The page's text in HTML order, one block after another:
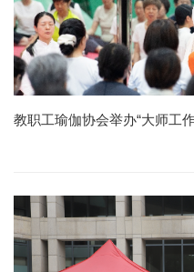
教职工瑜伽协会举办“大师工